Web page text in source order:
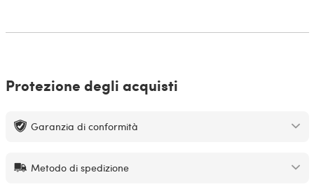
Protezione degli acquisti
Garanzia di conformità
Metodo di spedizione